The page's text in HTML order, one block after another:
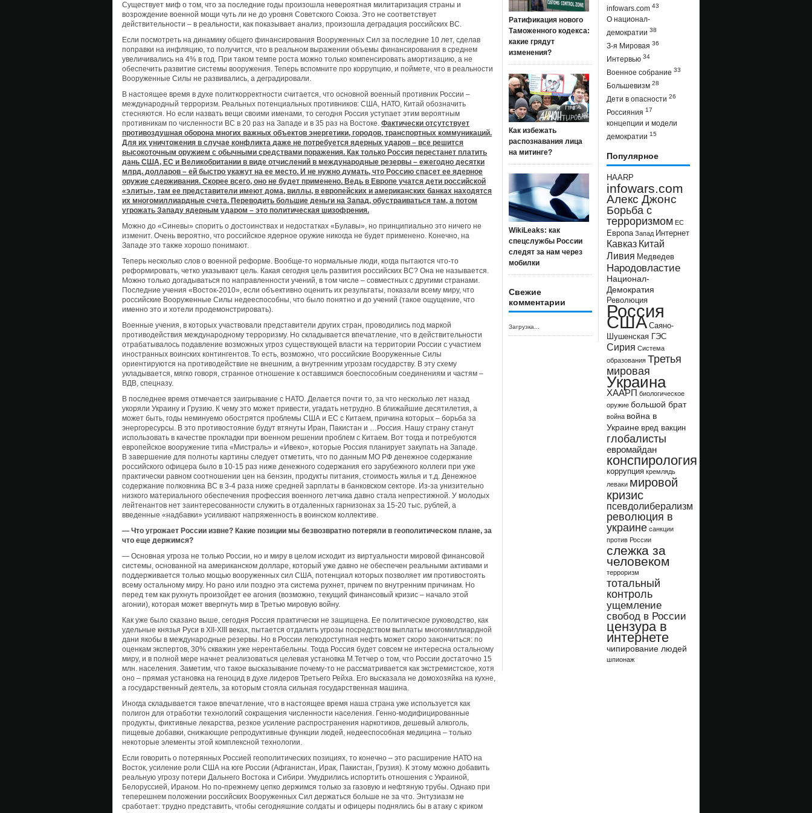
Существует миф о том, что за последние годы произошла невероятная милитаризация страны и
возрождение военной мощи чуть ли не до уровня Советского Союза. Это не соответствует
действительности – в реальности, как показывает анализ, произошла деградация российских ВС.
Если посмотреть на динамику общего финансирования Вооруженных Сил за последние 10 лет, сделав
поправки на инфляцию, то получится, что в реальном выражении объемы финансирования в среднем
увеличивались на 4% в год. При таком темпе роста можно только компенсировать амортизацию, а не
обеспечить развитие системы вооружения. Теперь вспомните про коррупцию, и поймете, что в реальности
Вооруженные Силы не развивались, а деградировали.
В настоящее время в духе политкорректности считается, что основной военный противник России –
международный терроризм. Реальных потенциальных противников: США, НАТО, Китай обозначить
стесняются. Но если назвать вещи своими именами, то сегодня Россия уступает этим вероятным
противникам по численности ВС в 20 раз на Западе и в 35 раз на Востоке. Фактически отсутствует
противоздушная оборона многих важных объектов энергетики, городов, транспортных коммуникаций.
Для их уничтожения в случае конфликта даже не потребуется ядерных ударов – все решится
высокоточным оружием с обычными средствами поражения. Как только Россия перестанет платить
дань США, ЕС и Великобритании в виде отчислений в международные резервы – ежегодно десятки
млрд. долларов – ей быстро укажут на ее место. И не нужно думать, что Россию спасет ее ядерное
оружие сдерживания. Скорее всего, оно не будет применено. Ведь в Европе учатся дети российской
«элиты», там ее представители имеют дома, виллы, в европейских и американских банках находятся
их многомиллиардные счета. Переводить большие деньги на Запад, обустраиваться там, а потом
угрожать Западу ядерным ударом – это политическая шизофрения.
Можно до «Синевы» спорить о достоинствах и недостатках «Булавы», но принципиально это ничего не
изменит. Очень вероятно, что российское ядерное оружие никогда не будет применено. Конечно, на
Западе это также хорошо понимают.
Теперь несколько слов о военной реформе. Вообще-то нормальные люди, когда пытаются что-то
реформировать, четко указывают цель. Какая сегодня цель развития российских ВС? Она не называется.
Можно только догадываться по направленности учений, в том числе – совместных с другими странами.
Последние учения «Восток-2010», если объективно оценить их результаты, показали всему миру, что
российские Вооруженные Силы недееспособны, что было понятно и до учений (такое ощущение, что
именно это и хотели продемонстрировать).
Военные учения, в которых участвовали представители других стран, проводились под маркой
противодействия международному терроризму. Но складывается впечатление, что в действительности
отрабатывалось подавление возможных угроз существующей власти на территории России с участием
иностранных воинских контингентов. То есть, возможно, что российские Вооруженные Силы
ориентируются на противодействие не внешним, а внутренним угрозам государству. В эту схему
укладывается, мягко говоря, странное отношение к оставшимся боеспособным соединениям и частям –
ВДВ, спецназу.
В последнее время отмечается заигрывание с НАТО. Делается почти то, за что несколько лет назад
укоряли Украину и Грузию. К чему это может привести, угадать нетрудно. В ближайшие десятилетия, а
может быть, годы неминуемо обострятся проблемы США и ЕС с Китаем, причина которых – борьба за
энергоресурсы. В это противостояние будут втянуты Иран, Пакистан и …Россия. Нашу страну станут
использовать в качестве прокладки при военном решении проблем с Китаем. Вот тогда и потребуются
европейское вооружение типа «Мистраль» и «Ивеко», которые Россия планирует закупать на Западе.
В завершение для полноты картины следует отметить, что по данным МО РФ денежное содержание
российского офицера было в 10-15 раз ниже денежного содержания его зарубежного коллеги при уже
практически равном соотношении цен на бензин, продукты питания, стоимость жилья и т.д. Денежное
содержание полковника ВС в 3-4 раза ниже средней зарплаты в банковском секторе. Из-за унизительно
низкого материального обеспечения профессия военного летчика давно стала непрестижной. У молодых
лейтенантов нет заинтересованности служить в отдаленных гарнизонах за 15-20 тыс. рублей, а
введенные «надбавки» усиливают напряженность в воинском коллективе.
— Что угрожает России извне? Какие позиции мы безвозвратно потеряли в геополитическом плане, за
что еще держимся?
— Основная угроза не только России, но и миру в целом исходит из виртуальности мировой финансовой
системы, основанной на американском долларе, который уже давно не обеспечен реальными активами и
поддерживается только мощью вооруженных сил США, потенциал которых позволяет им противостоять
всему остальному миру. Но рано или поздно эта система рухнет, причем по внутренним причинам. Но
перед тем как рухнуть произойдет ее агония (возможно, текущий финансовый кризис – начало этой
агонии), которая может ввергнуть мир в Третью мировую войну.
Как уже было сказано выше, сегодня Россия практически не защищена. Ее политическое руководство, как
удельные князья Руси в XII-XIII веках, пытается отдалить угрозы посредством выплаты многомиллиардной
дани якобы в международные резервы. Но в России легкодоступная нефть может скоро закончиться: по
оценкам экспертов, 30% скважин уже нерентабельны. Тогда Россия будет совсем не интересна остальному
миру, и в полной мере начнет реализоваться целевая установка М.Тетчер о том, что России достаточно 15
млн. населения. Заметим, что такое высказывание почему-то не рассматривается как экстремистское, хотя
оно – прямая установка на геноцид в духе лидеров Третьего Рейха. Его высказала не домохозяйка на кухне,
а государственный деятель, за которым стояла сильная государственная машина.
Иногда складывается такое впечатление, что в настоящее время наша страна уже используется как
полигон для отработки технологий сокращения численности населения. Генно-модифицированные
продукты, фиктивные лекарства, резкое усиление распространения наркотиков, дешевый алкоголь,
пищевые добавки, снижающие репродуктивные функции людей, недееспособная медицина – только
некоторые элементы этой комплексной технологии.
Если говорить о потерянных Россией геополитических позициях, то конечно – это расширение НАТО на
Восток, усиление роли США на юге России (Афганистан, Ирак, Пакистан, Грузия). К этому можно добавить
реальную угрозу потери Дальнего Востока и Сибири. Умудрились испортить отношения с Украиной,
Белоруссией, Ираном. Но по-прежнему цепко держимся только за газовую и нефтяную трубы. Однако при
теперешнем положении российских Вооруженных Сил держаться больше не за что. Энтузиазм не
сработает: трудно представить, чтобы сегодняшние солдаты и офицеры поднялись бы в атаку с криком
Ратификация нового
Таможенного кодекса:
какие грядут
изменения?
Как избежать
распознавания лица
на митинге?
WikiLeaks: как
спецслужбы России
следят за нам через
мобилки
Свежие
комментарии
Загрузка...
infowars.com 43
О национал-
демократии 38
З-я Мировая 36
Интервью 34
Военное собрание 33
Большевизм 28
Дети в опасности 26
Россияния 17
концепции и модели
демократии 15
Популярное
HAARP
infowars.com
Алекс Джонс
Борьба с
терроризмом ЕС
Европа Запад Интернет
Кавказ Китай
Ливия Медведев
Народовластие
Национал-
Демократия
Революция
Россия
США Саяно-
Шушенская ГЭС
Сирия Система
образования Третья
мировая
Украина
ХААРП биологическое
оружие большой брат
война война в
Украине вред вакцин
глобалисты
евромайдан
конспирология
коррупция кремлядь
леваки мировой
кризис
псевдолиберализм
революция в
украине санкции
против России
слежка за
человеком
терроризм
тотальный
контроль
ущемление
свобод в России
цензура в
интернете
чипирование людей
шпионаж